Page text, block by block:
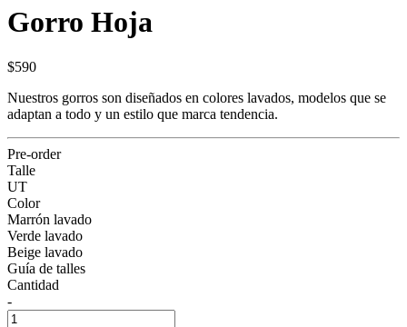
Gorro Hoja
$590
Nuestros gorros son diseñados en colores lavados, modelos que se
adaptan a todo y un estilo que marca tendencia.
Pre-order
Talle
UT
Color
Marrón lavado
Verde lavado
Beige lavado
Guía de talles
Cantidad
-